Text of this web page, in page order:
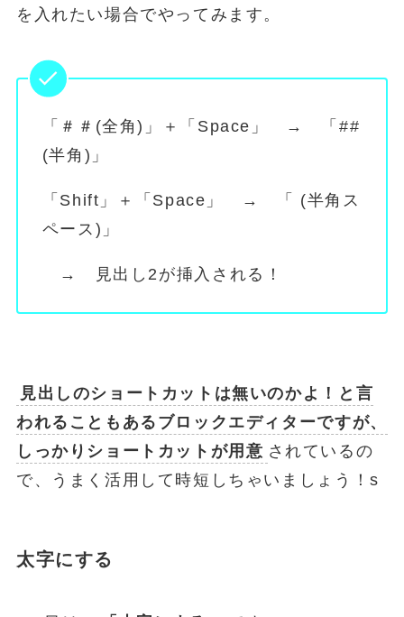
を入れたい場合でやってみます。
「＃＃(全角)」＋「Space」 → 「##
(半角)」
「Shift」＋「Space」 → 「 (半角ス
ペース)」
→ 見出し2が挿入される！
見出しのショートカットは無いのかよ！と言
われることもあるブロックエディターですが、
しっかりショートカットが用意 されているの
で、うまく活用して時短しちゃいましょう！s
太字にする